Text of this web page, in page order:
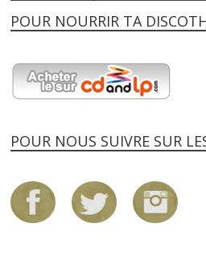
POUR NOURRIR TA
POUR NOUS SUIVRE SUR